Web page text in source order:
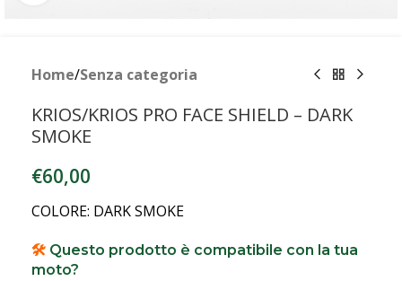
Home/Senza categoria
KRIOS/KRIOS PRO FACE SHIELD – DARK
SMOKE
€60,00
COLORE: DARK SMOKE
🛠️ Questo prodotto è compatibile con la tua
moto?